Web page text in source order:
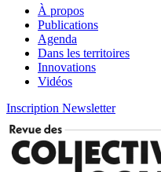
À propos
Publications
Agenda
Dans les territoires
Innovations
Vidéos
Inscription Newsletter